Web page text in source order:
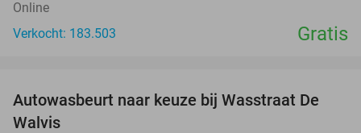
Online
Verkocht: 183.503
Gratis
29%
Autowasbeurt naar keuze bij Wasstraat De
Walvis